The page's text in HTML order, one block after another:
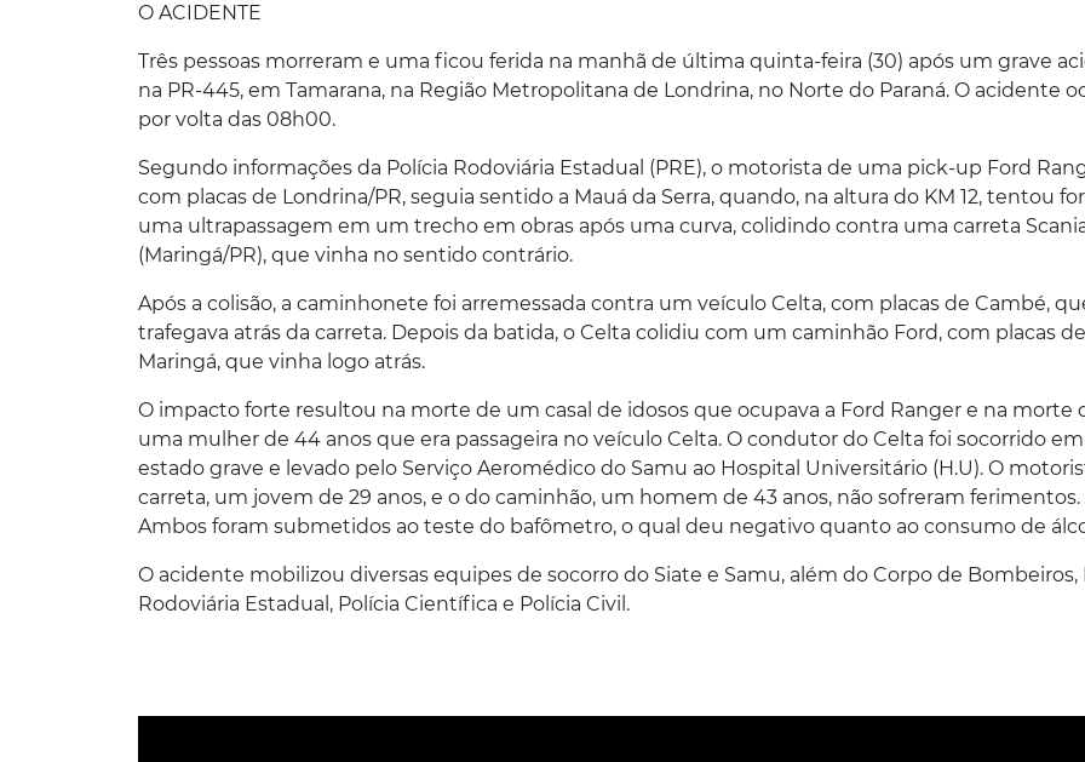
O ACIDENTE
Três pessoas morreram e uma ficou ferida na manhã de última quinta-feira (30) após um grave
na PR-445, em Tamarana, na Região Metropolitana de Londrina, no Norte do Paraná. O acidente
por volta das 08h00.
Segundo informações da Polícia Rodoviária Estadual (PRE), o motorista de uma pick-up Ford
com placas de Londrina/PR, seguia sentido a Mauá da Serra, quando, na altura do KM 12, tentou
uma ultrapassagem em um trecho em obras após uma curva, colidindo contra uma carreta
(Maringá/PR), que vinha no sentido contrário.
Após a colisão, a caminhonete foi arremessada contra um veículo Celta, com placas de Cambé,
trafegava atrás da carreta. Depois da batida, o Celta colidiu com um caminhão Ford, com placas de
Maringá, que vinha logo atrás.
O impacto forte resultou na morte de um casal de idosos que ocupava a Ford Ranger e na morte
uma mulher de 44 anos que era passageira no veículo Celta. O condutor do Celta foi socorrido em
estado grave e levado pelo Serviço Aeromédico do Samu ao Hospital Universitário (H.U). O
carreta, um jovem de 29 anos, e o do caminhão, um homem de 43 anos, não sofreram ferimentos.
Ambos foram submetidos ao teste do bafômetro, o qual deu negativo quanto ao consumo de
O acidente mobilizou diversas equipes de socorro do Siate e Samu, além do Corpo de Bombeiros,
Rodoviária Estadual, Polícia Científica e Polícia Civil.